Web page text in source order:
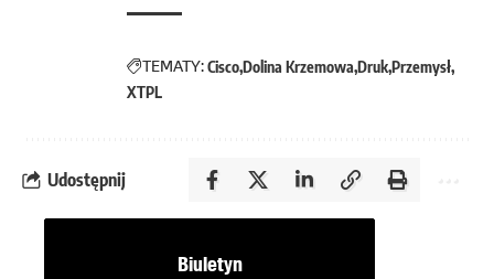
TEMATY:CiscoDolina Krzemowa DrukPrzemysł
XTPL
Udostępnij
Biuletyn